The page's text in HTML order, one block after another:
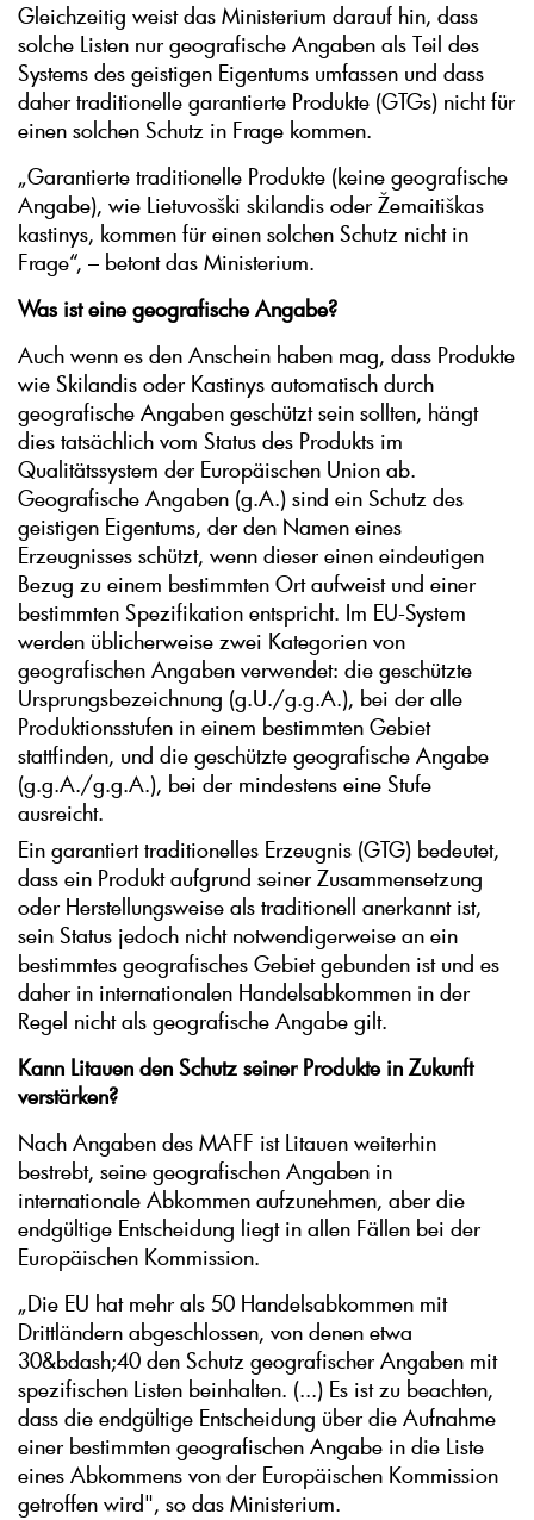
Gleichzeitig weist das Ministerium darauf hin, dass
solche Listen nur geografische Angaben als Teil des
Systems des geistigen Eigentums umfassen und dass
daher traditionelle garantierte Produkte (GTGs) nicht für
einen solchen Schutz in Frage kommen.
„Garantierte traditionelle Produkte (keine geografische
Angabe), wie Lietuvosški skilandis oder Žemaitiškas
kastinys, kommen für einen solchen Schutz nicht in
Frage“, – betont das Ministerium.
Was ist eine geografische Angabe?
Auch wenn es den Anschein haben mag, dass Produkte
wie Skilandis oder Kastinys automatisch durch
geografische Angaben geschützt sein sollten, hängt
dies tatsächlich vom Status des Produkts im
Qualitätssystem der Europäischen Union ab.
Geografische Angaben (g.A.) sind ein Schutz des
geistigen Eigentums, der den Namen eines
Erzeugnisses schützt, wenn dieser einen eindeutigen
Bezug zu einem bestimmten Ort aufweist und einer
bestimmten Spezifikation entspricht. Im EU-System
werden üblicherweise zwei Kategorien von
geografischen Angaben verwendet: die geschützte
Ursprungsbezeichnung (g.U./g.g.A.), bei der alle
Produktionsstufen in einem bestimmten Gebiet
stattfinden, und die geschützte geografische Angabe
(g.g.A./g.g.A.), bei der mindestens eine Stufe
ausreicht.
Ein garantiert traditionelles Erzeugnis (GTG) bedeutet,
dass ein Produkt aufgrund seiner Zusammensetzung
oder Herstellungsweise als traditionell anerkannt ist,
sein Status jedoch nicht notwendigerweise an ein
bestimmtes geografisches Gebiet gebunden ist und es
daher in internationalen Handelsabkommen in der
Regel nicht als geografische Angabe gilt.
Kann Litauen den Schutz seiner Produkte in Zukunft
verstärken?
Nach Angaben des MAFF ist Litauen weiterhin
bestrebt, seine geografischen Angaben in
internationale Abkommen aufzunehmen, aber die
endgültige Entscheidung liegt in allen Fällen bei der
Europäischen Kommission.
„Die EU hat mehr als 50 Handelsabkommen mit
Drittländern abgeschlossen, von denen etwa
30&bdash;40 den Schutz geografischer Angaben mit
spezifischen Listen beinhalten. (...) Es ist zu beachten,
dass die endgültige Entscheidung über die Aufnahme
einer bestimmten geografischen Angabe in die Liste
eines Abkommens von der Europäischen Kommission
getroffen wird", so das Ministerium.